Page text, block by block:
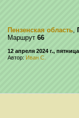
Пензенская область,
Маршрут 66
12 апреля 2024 г., пятница
Автор: Иван С.